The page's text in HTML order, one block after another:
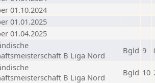
01.10.2024
01.01.2025
01.04.2025
B Liga Nord
Bgld 9
B Liga Nord
Bgld 10